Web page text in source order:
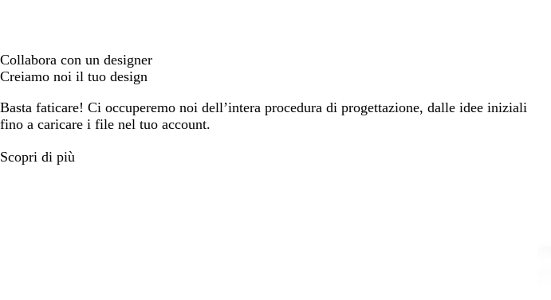
Collabora con un designer
Creiamo noi il tuo design
Basta faticare! Ci occuperemo noi dell’intera procedura di progettazione, dalle idee iniziali
fino a caricare i file nel tuo account.
Scopri di più